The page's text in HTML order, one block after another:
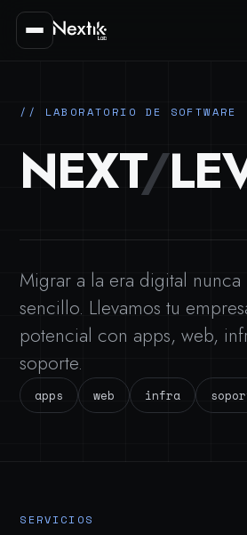
// LABORATORIO DE SOFTWARE
NEXT/
Migrar a la era digital nunca
sencillo. Llevamos tu
potencial con apps, web,
soporte.
apps web infra
SERVICIOS